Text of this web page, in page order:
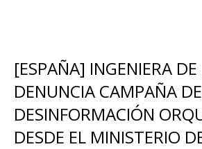
[ESPAÑA] INGENIERA
DENUNCIA CAMPAÑA DE
DESINFORMACIÓN
DESDE EL MINISTERIO